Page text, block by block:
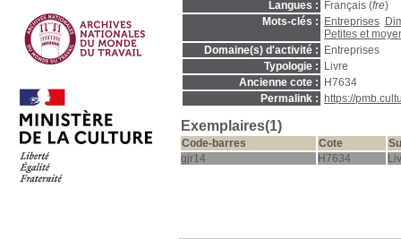
Langues :
Français (fre)
Mots-clés :
Entreprises
Petites et
Domaine(s) d'activité :
Entreprises
Typologie :
Livre
Ancienne cote :
H7634
Permalink :
https://
Exemplaires(1)
Code-barres Cote
gjr14
H7634